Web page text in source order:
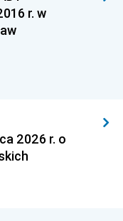
r. w
2026 r. o